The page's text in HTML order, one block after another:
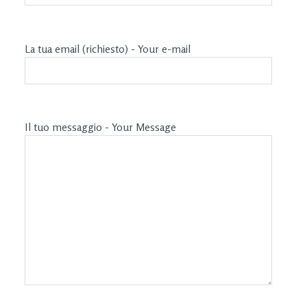
La tua email (richiesto) - Your e-mail
Il tuo messaggio - Your Message